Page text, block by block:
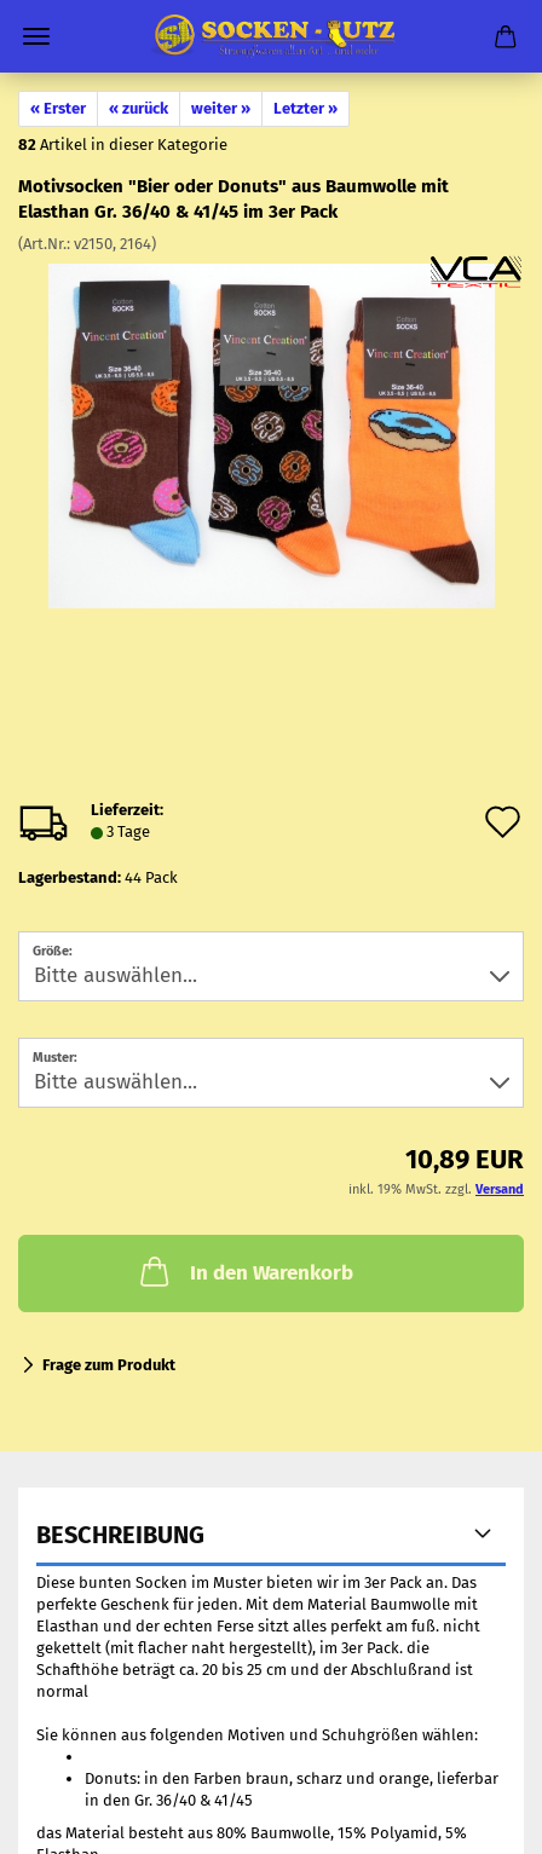
« Erster « zurück weiter »
Letzter »
82 Artikel in dieser Kategorie
Mo­tiv­so­cken "Bier oder Do­nuts" aus Baum­wol­le mit
Elasthan Gr. 36/40 & 41/45 im 3er Pack
(Art.Nr.: v2150, 2164)
Lieferzeit:
3 Tage
Lagerbestand: 44 Pack
Größe:
Muster:
10,89 EUR
inkl. 19% MwSt. zzgl. Versand
In den Warenkorb
Frage zum Produkt
BESCHREIBUNG
Diese bunten Socken im Muster bieten wir im 3er Pack an. Das
perfekte Geschenk für jeden. Mit dem Material Baumwolle mit
Elasthan und der echten Ferse sitzt alles perfekt am fuß. nicht
gekettelt (mit flacher naht hergestellt), im 3er Pack. die
Schafthöhe beträgt ca. 20 bis 25 cm und der Abschlußrand ist
normal
Sie können aus folgenden Motiven und Schuhgrößen wählen:
Donuts: in den Farben braun, scharz und orange, lieferbar
in den Gr. 36/40 & 41/45
das Material besteht aus 80% Baumwolle, 15% Polyamid, 5%